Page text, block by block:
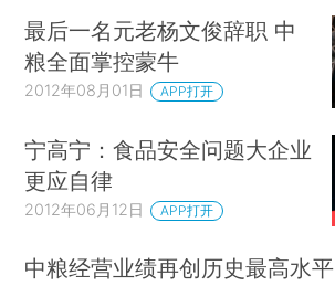
最后一名元老杨文俊辞职 中
粮全面掌控蒙牛
2012年08月01日 APP打开
宁高宁：食品安全问题大企业
更应自律
2012年06月12日 APP打开
中粮经营业绩再创历史最高水平